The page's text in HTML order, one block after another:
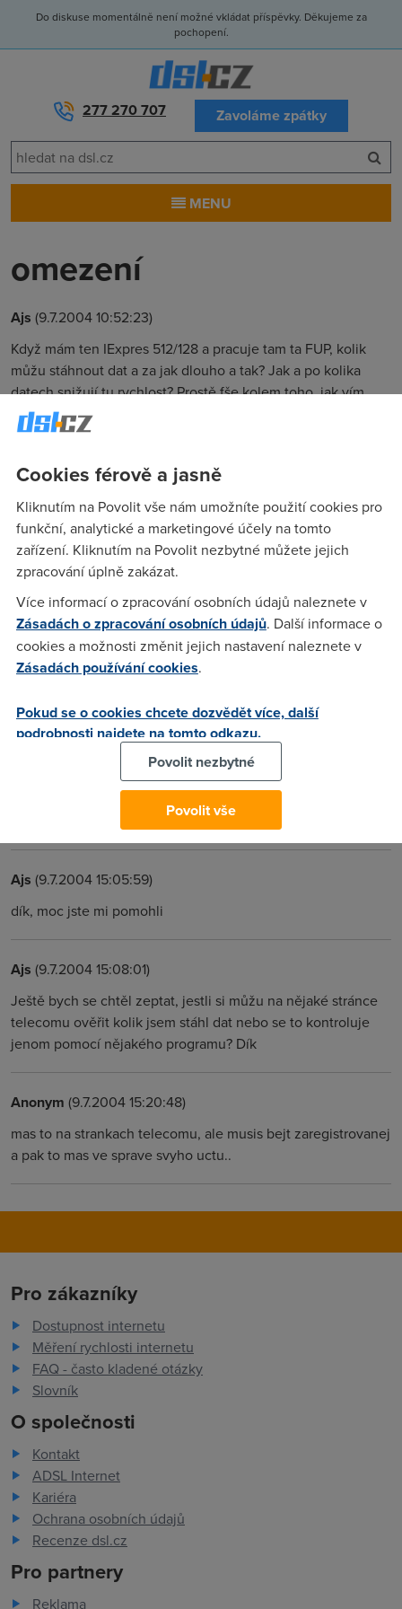
Do diskuse momentálně není možné vkládat příspěvky. Děkujeme za
pochopení.
277 270 707 Zavoláme zpátky
MENU
omezení
Ajs (9.7.2004 10:52:23)
Když mám ten IExpres 512/128 a pracuje tam ta FUP, kolik
můžu stáhnout dat a za jak dlouho a tak? Jak a po kolika
datech snižují tu rychlost? Prostě fše kolem toho, jak vím,
jaxem omezenej daty. Děkuji předem za odpovědi(můžete
poslat i link, kde je o tom něco napsané). Dík
karel(9.7.2004 11:17:50)
co takhle www.telecom.cz ....
Nargon
(9.7.2004 11:36:29)
http://www.telecom.cz/internetexpres/fair_user_policy.php
(9.7.2004 14:37:01)
Jede se na tydny. Pokud behem tydne prekrocis limit
500MB klesne ti rychlost na 256/128 Pokud prekrocis
1Giga,klesne ti na 64/64 Resetovani je vzdy ze ctvrka na
patek.Coz se me stalo osudnym protoze jsem myslel ze je to
z patka na sobotu,takze jsem jel celej tejden 64/64:)) Ale co
stahl jsem si za ten tejdem 5giga :)
Ajs (9.7.2004 15:05:59)
dík, moc jste mi pomohli
Ajs (9.7.2004 15:08:01)
Ještě bych se chtěl zeptat, jestli si můžu na nějaké stránce
telecomu ověřit kolik jsem stáhl dat nebo se to kontroluje
jenom pomocí nějakého programu? Dík
Anonym (9.7.2004 15:20:48)
mas to na strankach telecomu, ale musis bejt zaregistrovanej
a pak to mas ve sprave svyho uctu..
Pro zákazníky
Dostupnost internetu
Měření rychlosti internetu
FAQ - často kladené otázky
Slovník
O společnosti
Kontakt
ADSL Internet
Kariéra
Ochrana osobních údajů
Recenze dsl.cz
Pro partnery
Reklama
Cookies férově a jasně
Kliknutím na Povolit vše nám umožníte použití cookies pro
funkční, analytické a marketingové účely na tomto
zařízení. Kliknutím na Povolit nezbytné můžete jejich
zpracování úplně zakázat.
Více informací o zpracování osobních údajů naleznete v
Zásadách o zpracování osobních údajů. Další informace o
cookies a možnosti změnit jejich nastavení naleznete v
Zásadách používání cookies.
Pokud se o cookies chcete dozvědět více, další
podrobnosti najdete na tomto odkazu.
Povolit nezbytné
Povolit vše